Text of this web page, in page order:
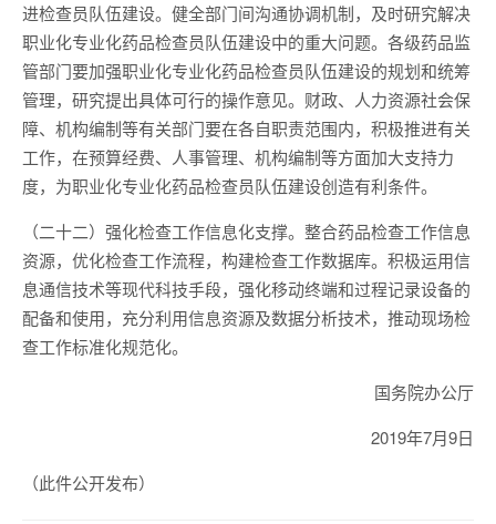
进检查员队伍建设。健全部门间沟通协调机制，及时研究解决
职业化专业化药品检查员队伍建设中的重大问题。各级药品监
管部门要加强职业化专业化药品检查员队伍建设的规划和统筹
管理，研究提出具体可行的操作意见。财政、人力资源社会保
障、机构编制等有关部门要在各自职责范围内，积极推进有关
工作，在预算经费、人事管理、机构编制等方面加大支持力
度，为职业化专业化药品检查员队伍建设创造有利条件。
（二十二）强化检查工作信息化支撑。整合药品检查工作信息
资源，优化检查工作流程，构建检查工作数据库。积极运用信
息通信技术等现代科技手段，强化移动终端和过程记录设备的
配备和使用，充分利用信息资源及数据分析技术，推动现场检
查工作标准化规范化。
国务院办公厅
2019年7月9日
（此件公开发布）